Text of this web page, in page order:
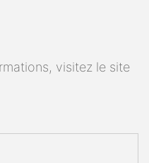
visitez le site